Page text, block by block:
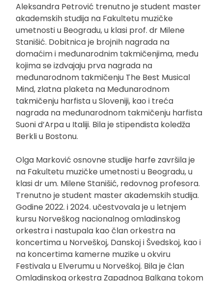
Aleksandra Petrović trenutno je student master
akademskih studija na Fakultetu muzičke
umetnosti u Beogradu, u klasi prof. dr Milene
Stanišić. Dobitnica je brojnih nagrada na
domaćim i međunarodnim takmičenjima, među
kojima se izdvajaju prva nagrada na
međunarodnom takmičenju The Best Musical
Mind, zlatna plaketa na Međunarodnom
takmičenju harfista u Sloveniji, kao i treća
nagrada na međunarodnom takmičenju harfista
Suoni d’Arpa u Italiji. Bila je stipendista koledža
Berkli u Bostonu.
Olga Marković osnovne studije harfe završila je
na Fakultetu muzičke umetnosti u Beogradu, u
klasi dr um. Milene Stanišić, redovnog profesora.
Trenutno je student master akademskih studija.
Godine 2022. i 2024. učestvovala je u letnjem
kursu Norveškog nacionalnog omladinskog
orkestra i nastupala kao član orkestra na
koncertima u Norveškoj, Danskoj i Švedskoj, kao i
na koncertima kamerne muzike u okviru
Festivala u Elverumu u Norveškoj. Bila je član
Omladinskog orkestra Zapadnog Balkana tokom